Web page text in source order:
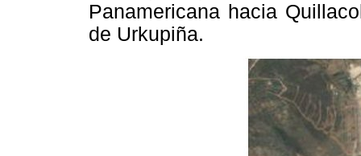
Panamericana hacia
de Urkupiña.